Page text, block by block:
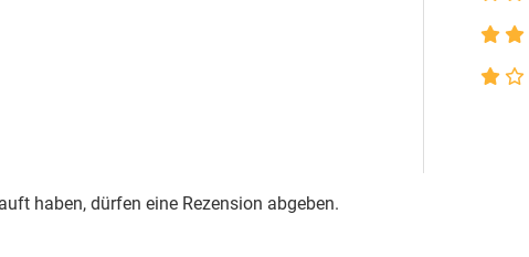
haben, dürfen eine Rezension abgeben.